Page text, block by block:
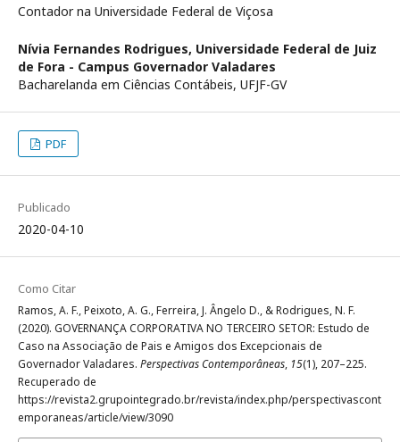
Contador na Universidade Federal de Viçosa
Nívia Fernandes Rodrigues, Universidade Federal de Juiz
de Fora - Campus Governador Valadares
Bacharelanda em Ciências Contábeis, UFJF-GV
PDF
Publicado
2020-04-10
Como Citar
Ramos, A. F., Peixoto, A. G., Ferreira, J. Ângelo D., & Rodrigues, N. F.
(2020). GOVERNANÇA CORPORATIVA NO TERCEIRO SETOR: Estudo de
Caso na Associação de Pais e Amigos dos Excepcionais de
Governador Valadares. Perspectivas Contemporâneas, 15(1), 207–225.
Recuperado de
https://revista2.grupointegrado.br/revista/index.php/perspectivascont
emporaneas/article/view/3090